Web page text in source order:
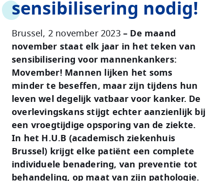
sensibilisering nodig!
Brussel, 2 november 2023– De maand
november staat elk jaar in het teken van
sensibilisering voor mannenkankers:
Movember! Mannen lijken het soms
minder te beseffen, maar zijn tijdens hun
leven wel degelijk vatbaar voor kanker. De
overlevingskans stijgt echter aanzienlijk bij
een vroegtijdige opsporing van de ziekte.
In het H.U.B (academisch ziekenhuis
Brussel) krijgt elke patiënt een complete
individuele benadering, van preventie tot
behandeling, op maat van zijn pathologie.